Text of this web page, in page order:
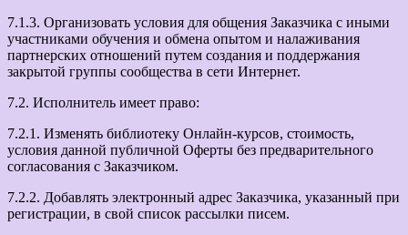
7.1.3. Организовать условия для общения Заказчика с иными
участниками обучения и обмена опытом и налаживания
партнерских отношений путем создания и поддержания
закрытой группы сообщества в сети Интернет.
7.2. Исполнитель имеет право:
7.2.1. Изменять библиотеку Онлайн-курсов, стоимость,
условия данной публичной Оферты без предварительного
согласования с Заказчиком.
7.2.2. Добавлять электронный адрес Заказчика, указанный при
регистрации, в свой список рассылки писем.